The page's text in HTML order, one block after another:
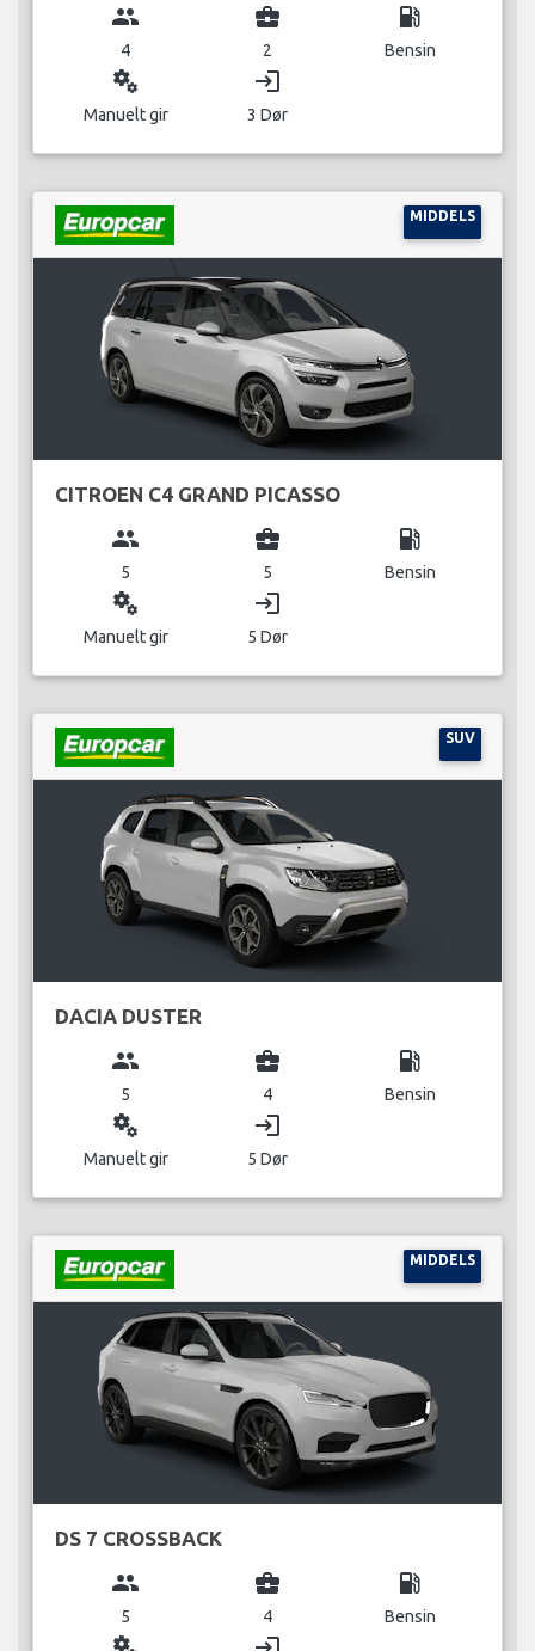
group
4
business_center
2
local_gas_station
Bensin
miscellaneous_services
Manuelt gir
login
3 Dør
MIDDELS
CITROEN C4 GRAND PICASSO
group
5
business_center
5
local_gas_station
Bensin
miscellaneous_services
Manuelt gir
login
5 Dør
SUV
DACIA DUSTER
group
5
business_center
4
local_gas_station
Bensin
miscellaneous_services
Manuelt gir
login
5 Dør
MIDDELS
DS 7 CROSSBACK
group
5
business_center
4
local_gas_station
Bensin